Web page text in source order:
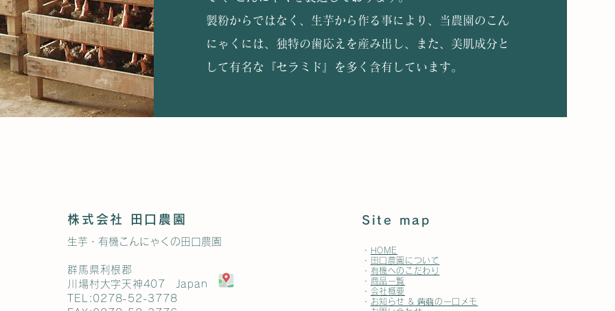
製粉からではなく、生芋から作る事により、当農園のこん
にゃくには、独特の歯応えを産み出し、また、美肌成分と
して有名な『セラミド』を多く含有しています。
株式会社 田口農園
生芋・有機こんにゃくの田口農園
群馬県利根郡
川場村大字天神407 Japan
TEL:0278-52-3778
Site map
・ HOME
・
田口農園について
・ 有機へのこだわり
・ 商品一覧
・ 会社概要
・ お知らせ & ​ 蒟蒻の一口メモ